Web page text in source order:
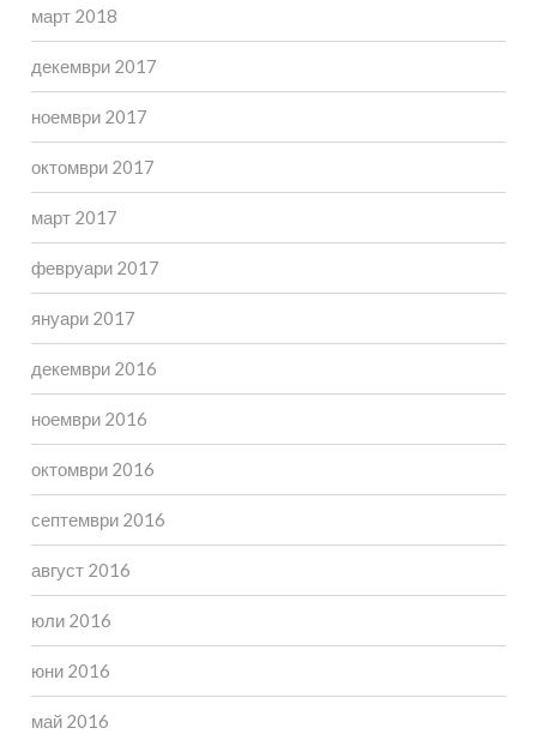
март 2018
декември 2017
ноември 2017
октомври 2017
март 2017
февруари 2017
януари 2017
декември 2016
ноември 2016
октомври 2016
септември 2016
август 2016
юли 2016
юни 2016
май 2016